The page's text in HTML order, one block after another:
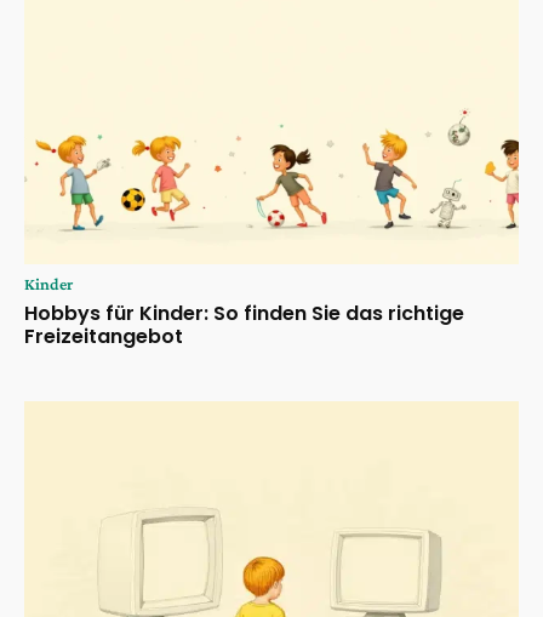
Kinder
Hobbys für Kinder: So finden Sie das richtige
Freizeitangebot